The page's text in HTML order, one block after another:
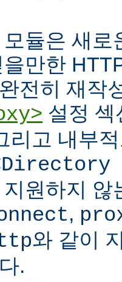
듈은 새
만한
전히 재작
설정 섹
리고 내부
원하지 않
,
와 같이
.